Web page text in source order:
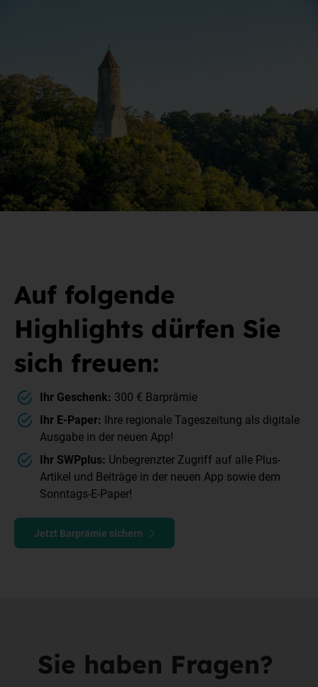
Auf folgende
Highlights dürfen Sie
sich freuen:
Ihr Geschenk: 300 € Barprämie
Ihr E-Paper: Ihre regionale Tageszeitung als digitale
Ausgabe in der neuen App!
Ihr SWPplus: Unbegrenzter Zugriff auf alle Plus-
Artikel und Beiträge in der neuen App sowie dem
Sonntags-E-Paper!
Jetzt Barprämie sichern
Sie haben Fragen?